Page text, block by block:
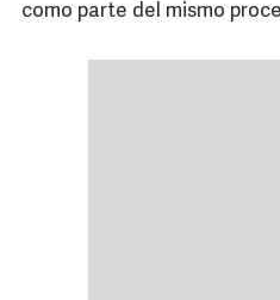
como parte del mismo